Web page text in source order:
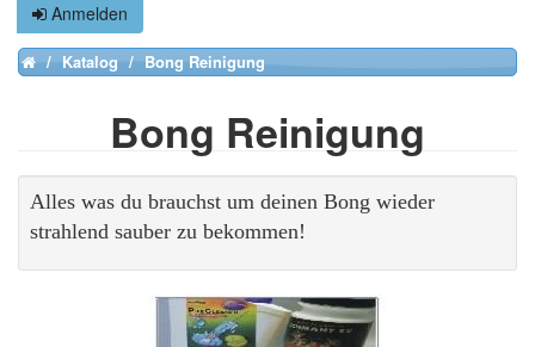
Anmelden
HomeKatalog Bong Reinigung
Bong Reinigung
Alles was du brauchst um deinen Bong wieder
strahlend sauber zu bekommen!